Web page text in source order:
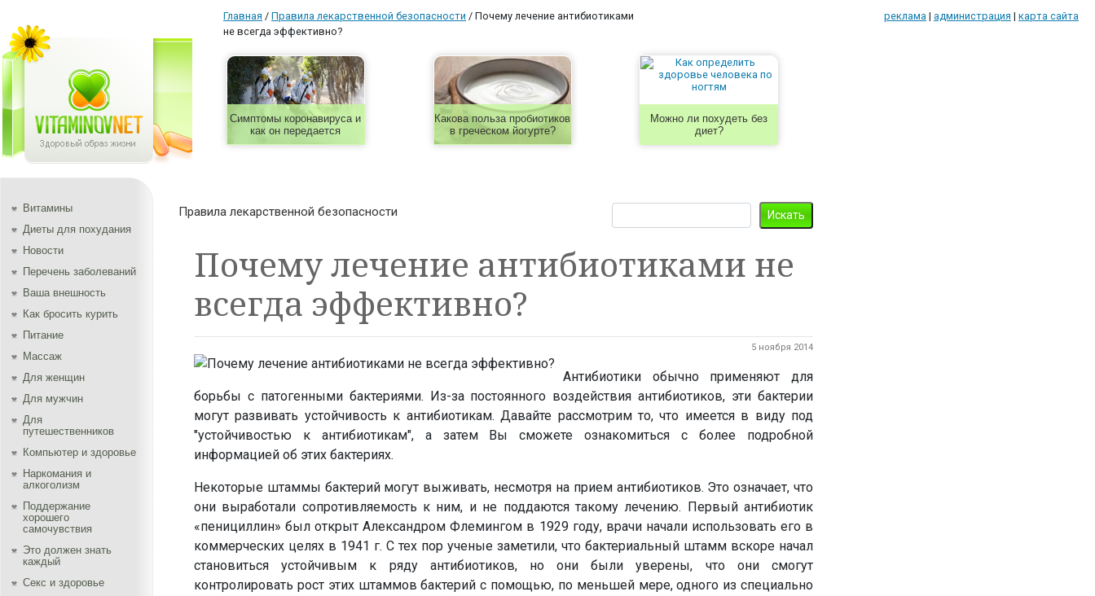
Главная / Правила лекарственной безопасности / Почему лечение антибиотиками
не всегда эффективно?
реклама | администрация | карта сайта
Симптомы коронавируса и
как он передается
Какова польза пробиотиков
в греческом йогурте?
Можно ли похудеть без
диет?
Витамины
Диеты для похудания
Новости
Перечень заболеваний
Ваша внешность
Как бросить курить
Питание
Массаж
Для женщин
Для мужчин
Для
путешественников
Компьютер и здоровье
Наркомания и
алкоголизм
Поддержание
хорошего
самочувствия
Это должен знать
каждый
Секс и здоровье
Правила лекарственной безопасности
Почему лечение антибиотиками не
всегда эффективно?
5 ноября 2014
Антибиотики обычно применяют для
борьбы с патогенными бактериями. Из-за постоянного воздействия антибиотиков, эти бактерии
могут развивать устойчивость к антибиотикам. Давайте рассмотрим то, что имеется в виду под
"устойчивостью к антибиотикам", а затем Вы сможете ознакомиться с более подробной
информацией об этих бактериях.
Некоторые штаммы бактерий могут выживать, несмотря на прием антибиотиков. Это означает, что
они выработали сопротивляемость к ним, и не поддаются такому лечению. Первый антибиотик
«пенициллин» был открыт Александром Флемингом в 1929 году, врачи начали использовать его в
коммерческих целях в 1941 г. С тех пор ученые заметили, что бактериальный штамм вскоре начал
становиться устойчивым к ряду антибиотиков, но они были уверены, что они смогут
контролировать рост этих штаммов бактерий с помощью, по меньшей мере, одного из специально